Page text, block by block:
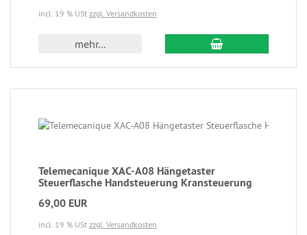
incl. 19 % USt zzgl. Versandkosten
mehr...
Telemecanique XAC-A08 Hängetaster
Steuerflasche Handsteuerung Kransteuerung
69,00 EUR
incl. 19 % USt zzgl. Versandkosten